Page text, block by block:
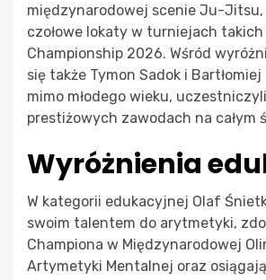
międzynarodowej scenie Ju-
czołowe lokaty w turniejach takich
Championship 2026. Wśród
się także Tymon Sadok i
mimo młodego wieku,
prestiżowych zawodach na całym
Wyróżnienia
W kategorii edukacyjnej Olaf
swoim talentem do arytmetyki,
Championa w Międzynarodowej
Artymetyki Mentalnej oraz